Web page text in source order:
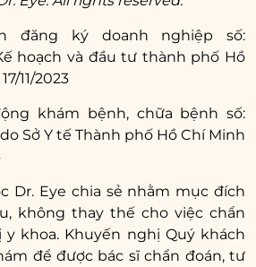
móc hiện đại, nhập khẩu
trợ quá trình điều trị an toàn,
và hạn chế tình trạng
vụ chăm sóc, hỗ trợ tận
giải quyết phát sinh sau khi
cùng khách hàng đến
toàn lành và có kết quả
đăng ký doanh nghiệp số:
hoạch và đầu tư thành phố Hồ
11/2023
khám bệnh, chữa bệnh số:
do Sở Y tế Thành phố Hồ Chí Minh
Dr. Eye chia sẻ nhằm mục đích
không thay thế cho việc chẩn
khoa. Khuyến nghị Quý khách
để được bác sĩ chẩn đoán, tư